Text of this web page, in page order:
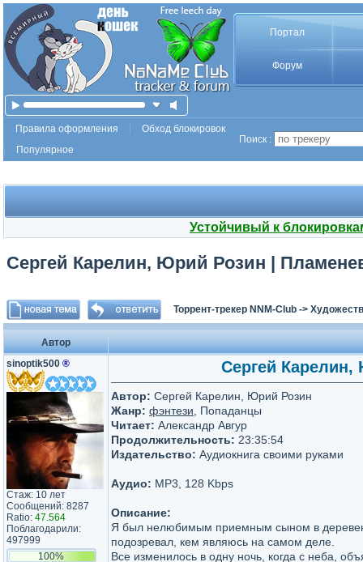
Портал
Форум
Правила оформления
Обход блокировок
Популярное
Поиск :
Устойчивый к
Сергей Карелин, Юрий Розин |
Торрент-трекер NNM-Club ->
Автор
sinoptik500 ®
Стаж: 10 лет
Сообщений: 8287
Ratio: 47.564
Поблагодарили:
497999
100%
Сергей Карелин,
Автор: Сергей Карелин, Юрий Розин
Жанр: фэнтези , Попаданцы
Читает: Александр Авгур
Продолжительность: 23:35:54
Издательство: Аудиокнига своими руками
Аудио: MP3, 128 Kbps
Описание:
Я был нелюбимым приемным сыном в
подозревал, кем являюсь на самом деле.
Все изменилось в одну ночь, когда с неба,